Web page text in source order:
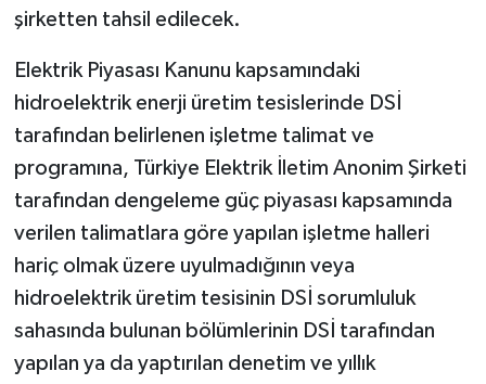
şirketten tahsil edilecek.
Elektrik Piyasası Kanunu kapsamındaki
hidroelektrik enerji üretim tesislerinde DSİ
tarafından belirlenen işletme talimat ve
programına, Türkiye Elektrik İletim Anonim Şirketi
tarafından dengeleme güç piyasası kapsamında
verilen talimatlara göre yapılan işletme halleri
hariç olmak üzere uyulmadığının veya
hidroelektrik üretim tesisinin DSİ sorumluluk
sahasında bulunan bölümlerinin DSİ tarafından
yapılan ya da yaptırılan denetim ve yıllık